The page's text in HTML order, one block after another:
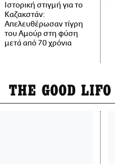
Ιστορική στιγμή για το
Καζακστάν:
Απελευθέρωσαν τίγρη
του Αμούρ στη φύση
μετά από 70 χρόνια
THE GOOD LIFO